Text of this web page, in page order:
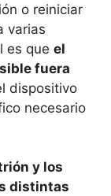
o reiniciar
varias
es que el
fuera
dispositivo
necesario
y los
distintas